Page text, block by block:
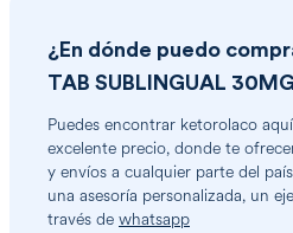
¿En dónde puedo
TAB SUBLINGUAL 30MG
Puedes encontrar ketorolaco
excelente precio, donde te
y envíos a cualquier parte del
una asesoría personalizada, un
través de whatsapp